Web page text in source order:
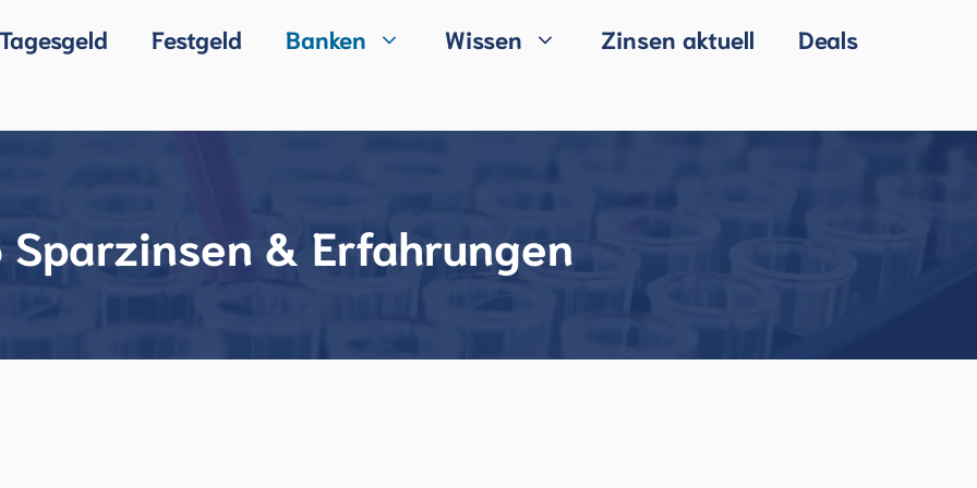
Tagesgeld Festgeld Banken Wissen Zinsen aktuell
Deals
Sparzinsen & Erfahrungen